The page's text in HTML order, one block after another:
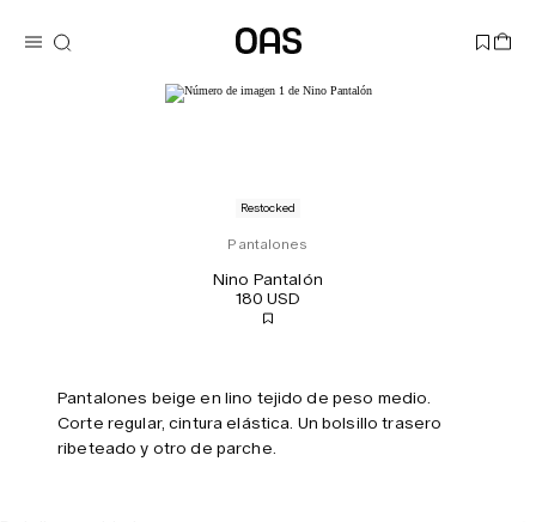
Restocked
Pantalones
Nino Pantalón
180 USD
Pantalones beige en lino tejido de peso medio.
Corte regular, cintura elástica. Un bolsillo trasero
ribeteado y otro de parche.